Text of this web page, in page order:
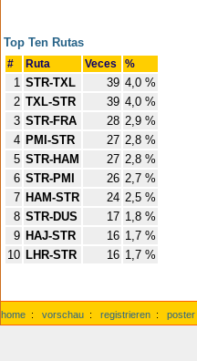
Top Ten Rutas
# Ruta Veces %
1 STR-TXL 39 4,0 %
2 TXL-STR 39 4,0 %
3 STR-FRA 28 2,9 %
4 PMI-STR 27 2,8 %
5 STR-HAM 27 2,8 %
6 STR-PMI 26 2,7 %
7 HAM-STR 24 2,5 %
8 STR-DUS 17 1,8 %
9 HAJ-STR 16 1,7 %
10 LHR-STR 16 1,7 %
home : vorschau : registrieren : poster